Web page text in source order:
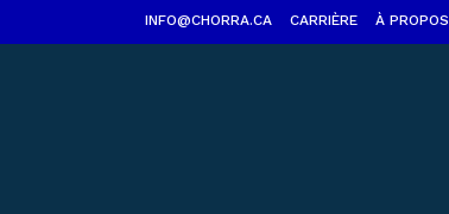
INFO@CHORRA.CA CARRIÈRE À PROPOS